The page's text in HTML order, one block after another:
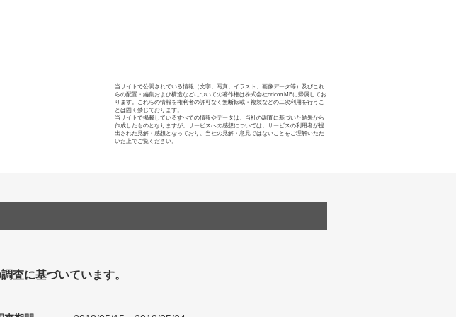
当サイトで公開されている情報（文字、写真、イラスト、画像データ等）及びこれ
らの配置・編集および構造などについての著作権は株式会社oricon MEに帰属してお
ります。これらの情報を権利者の許可なく無断転載・複製などの二次利用を行うこ
とは固く禁じております。
当サイトで掲載しているすべての情報やデータは、当社の調査に基づいた結果から
作成したものとなりますが、サービスへの感想については、サービスの利用者が提
出された見解・感想となっており、当社の見解・意見ではないことをご理解いただ
いた上でご覧ください。
査に基づいています。